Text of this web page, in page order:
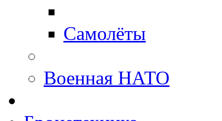
Самолёты
Военная НАТО